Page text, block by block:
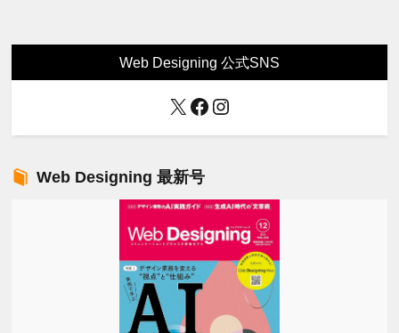
Web Designing 公式SNS
X Facebook
Instagram
Web Designing 最新号